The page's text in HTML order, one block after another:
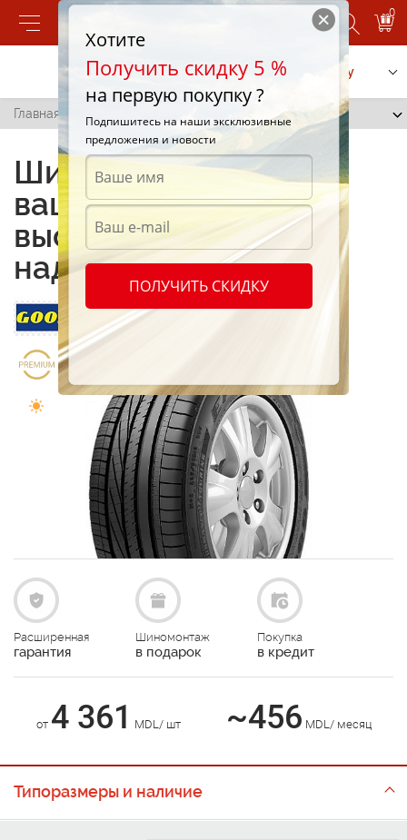
0
Позвонить Заказать услугу
Главная /
Шины Eagle RS-A для
вашего автомобиля –
высокое качество и
надежность!
Расширенная
гарантия
Шиномонтаж
в подарок
Покупка
в кредит
от 4 361 MDL/ шт ~456 MDL/ месяц
Типоразмеры и наличие
Хотите
Получить скидку 5 %
на первую покупку ?
Подпишитесь на наши эксклюзивные
предложения и новости
ПОЛУЧИТЬ СКИДКУ